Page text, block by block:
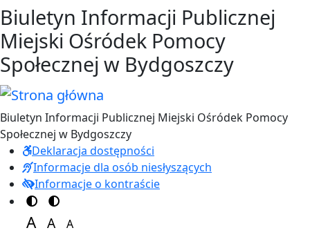
Przejdź do treści
Przejdź do menu
Biuletyn Informacji Publicznej
Miejski Ośródek Pomocy
Społecznej w Bydgoszczy
Biuletyn Informacji Publicznej Miejski Ośródek Pomocy
Społecznej w Bydgoszczy
Deklaracja dostępności
Informacje dla osób niesłyszących
Informacje o kontraście
Switch to color theme
Switch to high visibility theme
A A
A